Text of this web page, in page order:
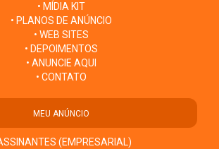
• MÍDIA KIT
• PLANOS DE ANÚNCIO
• WEB SITES
• DEPOIMENTOS
• ANUNCIE AQUI
• CONTATO
MEU ANÚNCIO
(EMPRESARIAL)